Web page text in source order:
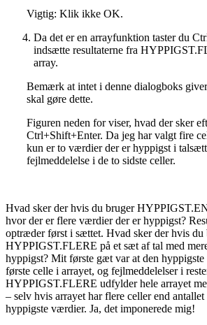
Vigtig: Klik ikke OK.
Da det er en arrayfunktion taster du
indsætte resultaterne fra
array.
Bemærk at intet i denne dialogboks
skal gøre dette.
Figuren neden for viser, hvad der sker
Ctrl+Shift+Enter. Da jeg har valgt fire
kun er to værdier der er hyppigst i
fejlmeddelelse i de to sidste celler.
Hvad sker der hvis du bruger
hvor der er flere værdier der er hyppigst?
optræder først i sættet. Hvad sker der hvis du
HYPPIGST.FLERE på et sæt af tal med
hyppigst? Mit første gæt var at den
første celle i arrayet, og fejlmeddelelser i
HYPPIGST.FLERE udfylder hele arrayet
– selv hvis arrayet har flere celler end
hyppigste værdier. Ja, det imponerede mig!